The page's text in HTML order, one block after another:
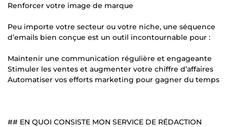
Renforcer votre image de marque
Peu importe votre secteur ou votre niche, une séquence
d’emails bien conçue est un outil incontournable pour :
Maintenir une communication régulière et engageante
Stimuler les ventes et augmenter votre chiffre d’affaires
Automatiser vos efforts marketing pour gagner du temps
## EN QUOI CONSISTE MON SERVICE DE RÉDACTION